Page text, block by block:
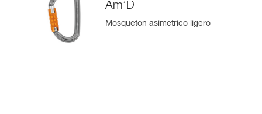
Am’D
Mosquetón asimétrico ligero